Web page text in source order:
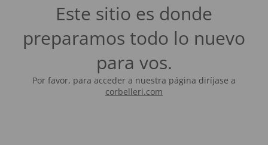
Este sitio es donde
preparamos todo lo nuevo
para vos.
Por favor, para acceder a nuestra página diríjase a
corbelleri.com